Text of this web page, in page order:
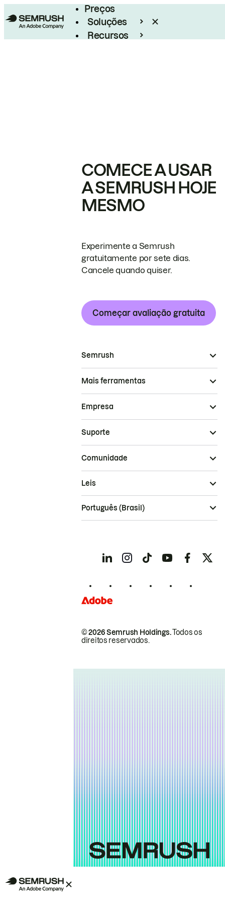
Preços
Soluções
Recursos
COMECE A USAR
A SEMRUSH HOJE
MESMO
Experimente a Semrush
gratuitamente por sete dias.
Cancele quando quiser.
Começar avaliação gratuita
Semrush
Mais ferramentas
Empresa
Suporte
Comunidade
© 2026 Semrush Holdings.Todos os
direitos reservados.
Leis
Português (Brasil)